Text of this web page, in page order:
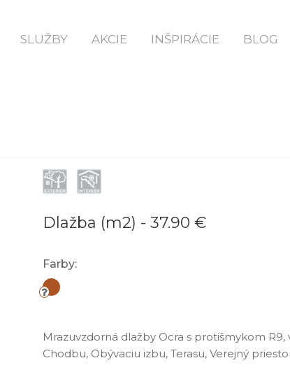
SLUŽBY AKCIE INŠPIRÁCIE BLOG
- Keramická Dlažba
Dlažba (m2) - 37.90 €
Farby:
Mrazuvzdorná dlažby Ocra s protišmykom R9,
Chodbu, Obývaciu izbu, Terasu, Verejný